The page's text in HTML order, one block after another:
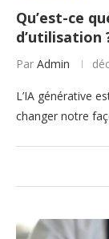
Qu’est-ce
d’utilisation
Par Admin
L’IA générative
changer notre